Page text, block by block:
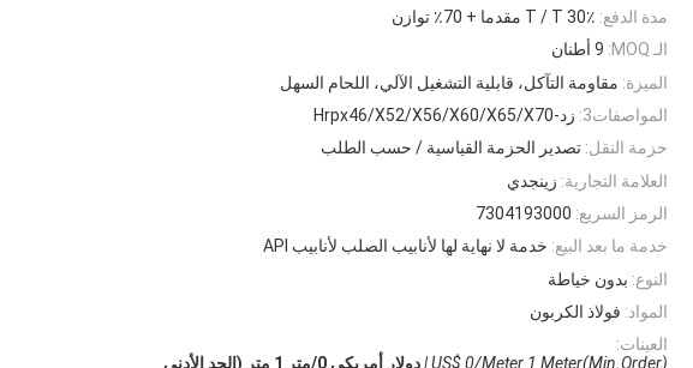
مدة الدفع: 30٪ T / T مقدما + 70٪ توازن
الـ MOQ:
9 أطنان
الميزة: مقاومة التآكل، قابلية التشغيل الآلي، اللحام السهل
المواصفات3:
زد-Hrpx46/X52/X56/X60/X65/X70
حزمة النقل: تصدير الحزمة القياسية / حسب الطلب
العلامة التجارية: زينجدي
الرمز السريع: 7304193000
خدمة ما بعد البيع: خدمة لا نهاية لها لأنابيب الصلب لأنابيب API
النوع: بدون خياطة
المواد: فولاذ الكربون
العينات:
US$ 0/Meter 1 Meter(Min.Order) |
دولار أمريكي 0/متر 1 متر (الحد الأدنى